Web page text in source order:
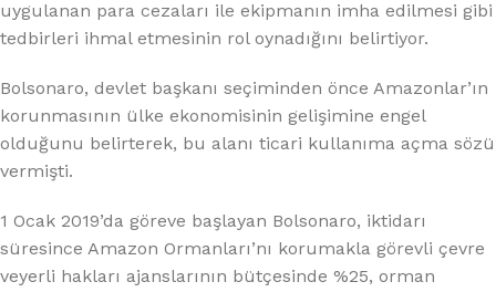
uygulanan para cezaları ile ekipmanın imha edilmesi gibi
tedbirleri ihmal etmesinin rol oynadığını belirtiyor.
Bolsonaro, devlet başkanı seçiminden önce Amazonlar’ın
korunmasının ülke ekonomisinin gelişimine engel
olduğunu belirterek, bu alanı ticari kullanıma açma sözü
vermişti.
1 Ocak 2019’da göreve başlayan Bolsonaro, iktidarı
süresince Amazon Ormanları’nı korumakla görevli çevre
veyerli hakları ajanslarının bütçesinde %25, orman